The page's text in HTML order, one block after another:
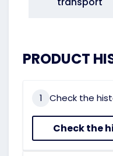
PRODUCT
1 Check the
Check the